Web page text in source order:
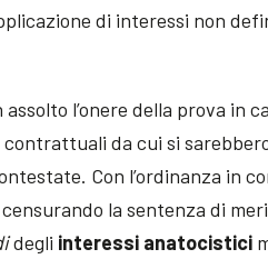
di interessi non
l’onere della prova in
da cui si
Con l’ordinanza in
la sentenza di
degli interessi anatocistici